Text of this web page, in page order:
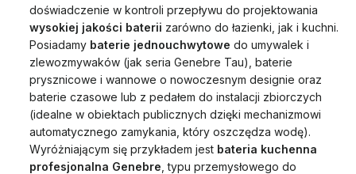
doświadczenie w kontroli przepływu do projektowania
wysokiej jakości baterii zarówno do łazienki, jak i kuchni.
Posiadamy baterie jednouchwytowe do umywalek i
zlewozmywaków (jak seria Genebre Tau), baterie
prysznicowe i wannowe o nowoczesnym designie oraz
baterie czasowe lub z pedałem do instalacji zbiorczych
(idealne w obiektach publicznych dzięki mechanizmowi
automatycznego zamykania, który oszczędza wodę).
Wyróżniającym się przykładem jest bateria kuchenna
profesjonalna Genebre , typu przemysłowego do